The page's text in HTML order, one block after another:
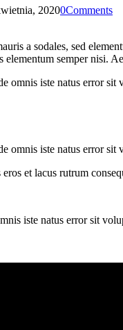
20200Comments
a sodales, sed
elementum semper nisi.
omnis iste natus error
omnis iste natus error
et lacus rutrum
iste natus error sit